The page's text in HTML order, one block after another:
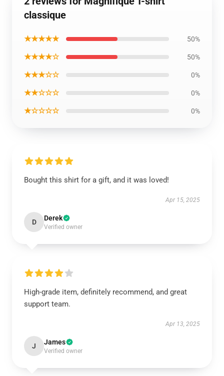
classique
★★★★★ 50%
★★★★☆ 50%
★★★☆☆ 0%
★★☆☆☆ 0%
★☆☆☆☆ 0%
Bought this shirt for a gift, and it was loved!
Apr 15, 2025
D Derek
Verified owner
High-grade item, definitely recommend, and great
support team.
Apr 13, 2025
J James
Verified owner